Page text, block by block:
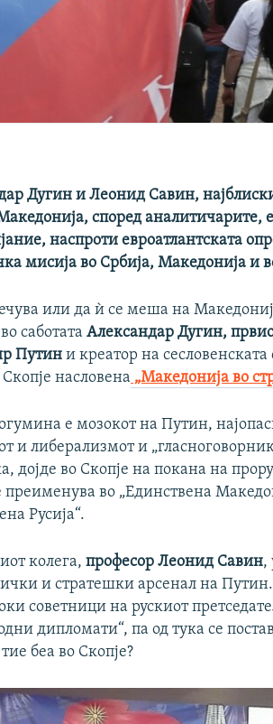
Дугин и Леонид Савин,
според аналитичарите, е
наспроти евроатлантската
мисија во Србија, Македонија и
или да ѝ се меша на
саботата Александар Дугин,
Путини креатор на сесловенската
насловена „Македонија во
е мозокот на Путин,
и либерализмот и
дојде во Скопје на покана на
преименува во „Единствена
Русија“.
колега,професор Леонид Савин,
и стратешки арсенал на
советници на рускиот
дипломати“, па од тука се
беа во Скопје?